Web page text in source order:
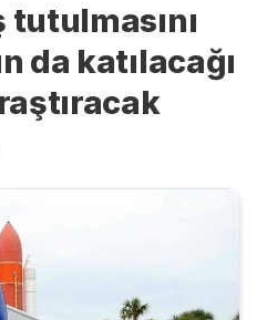
tutulmasını
da katılacağı